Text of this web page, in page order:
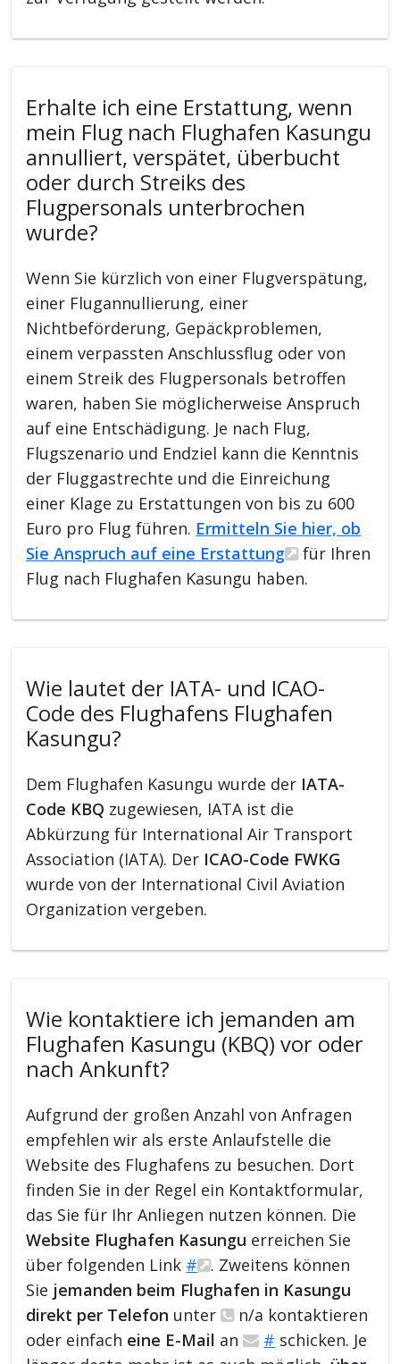
Erhalte ich eine Erstattung, wenn
mein Flug nach Flughafen Kasungu
annulliert, verspätet, überbucht
oder durch Streiks des
Flugpersonals unterbrochen
wurde?
Wenn Sie kürzlich von einer Flugverspätung,
einer Flugannullierung, einer
Nichtbeförderung, Gepäckproblemen,
einem verpassten Anschlussflug oder von
einem Streik des Flugpersonals betroffen
waren, haben Sie möglicherweise Anspruch
auf eine Entschädigung. Je nach Flug,
Flugszenario und Endziel kann die Kenntnis
der Fluggastrechte und die Einreichung
einer Klage zu Erstattungen von bis zu 600
Euro pro Flug führen. Ermitteln Sie hier, ob
Sie Anspruch auf eine Erstattung
für Ihren
Flug nach Flughafen Kasungu haben.
Wie lautet der IATA- und ICAO-
Code des Flughafens Flughafen
Kasungu?
Dem Flughafen Kasungu wurde der IATA-
Code KBQ zugewiesen, IATA ist die
Abkürzung für International Air Transport
Association (IATA). Der ICAO-Code FWKG
wurde von der International Civil Aviation
Organization vergeben.
Wie kontaktiere ich jemanden am
Flughafen Kasungu (KBQ) vor oder
nach Ankunft?
Aufgrund der großen Anzahl von Anfragen
empfehlen wir als erste Anlaufstelle die
Website des Flughafens zu besuchen. Dort
finden Sie in der Regel ein Kontaktformular,
das Sie für Ihr Anliegen nutzen können. Die
Website Flughafen Kasungu erreichen Sie
über folgenden Link #
. Zweitens können
Sie jemanden beim Flughafen in Kasungu
direkt per Telefon unter
n/a kontaktieren
oder einfach eine E-Mail an # schicken. Je